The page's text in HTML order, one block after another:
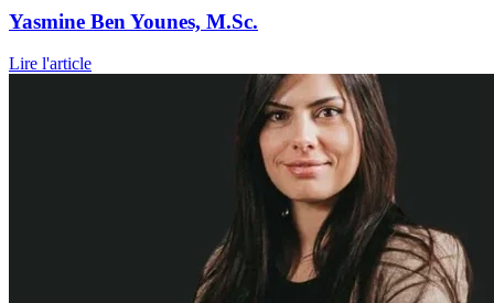
Yasmine Ben Younes, M.Sc.
Lire l'article